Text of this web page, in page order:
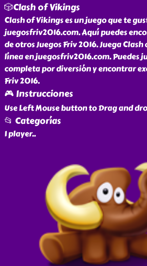
🎲Clash of Vikings
Clash of Vikings es un juego que te
juegosfriv2016.com. Aquí puedes
de otros Juegos Friv 2016. Juega
línea en juegosfriv2016.com. Puedes
completa por diversión y encontrar
Friv 2016.
🎮 Instrucciones
Use Left Mouse button to Drag and
📂 Categorías
1 player..